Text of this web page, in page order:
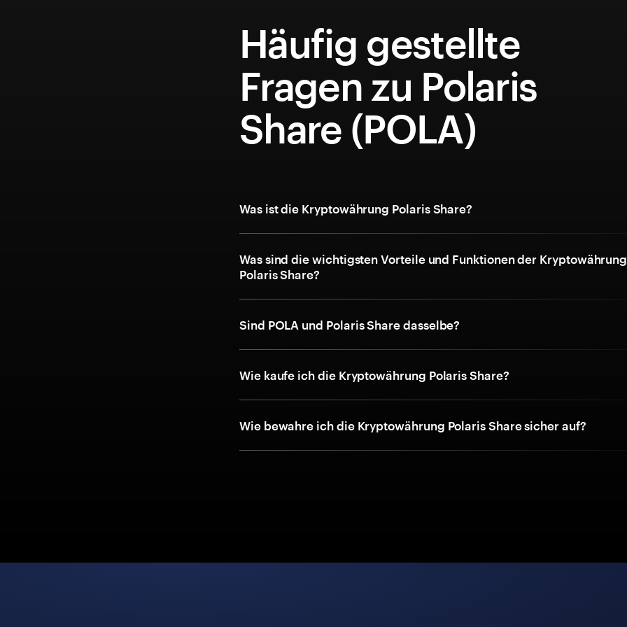
Häufig gestellte
Fragen zu Polaris
Share (POLA)
Was ist die Kryptowährung Polaris Share?
Was sind die wichtigsten Vorteile und Funktionen der Kryptowährung
Polaris Share?
Sind POLA und Polaris Share dasselbe?
Wie kaufe ich die Kryptowährung Polaris Share?
Wie bewahre ich die Kryptowährung Polaris Share sicher auf?